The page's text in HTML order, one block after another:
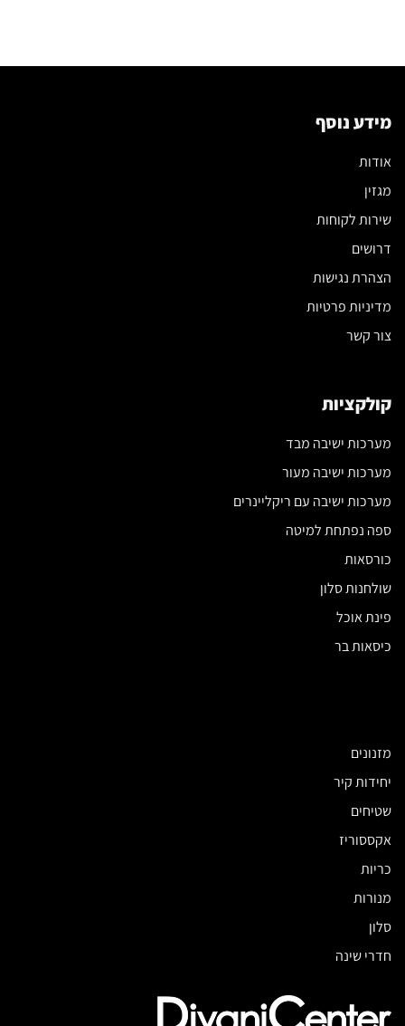
שלכם
מידע נוסף
אודות
מגזין
שירות לקוחות
דרושים
הצהרת נגישות
מדיניות פרטיות
צור קשר
קולקציות
מערכות ישיבה מבד
מערכות ישיבה מעור
מערכות ישיבה עם ריקליינרים
ספה נפתחת למיטה
כורסאות
שולחנות סלון
פינת אוכל
כיסאות בר
מזנונים
יחידות קיר
שטיחים
אקססוריז
כריות
מנורות
סלון
חדרי שינה